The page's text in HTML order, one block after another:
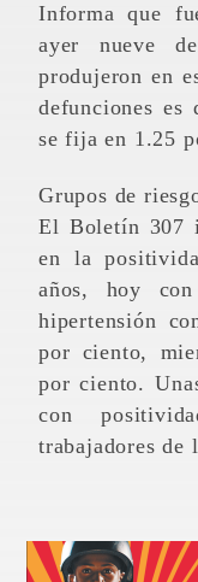
Informa que fueron notificadas en el día de
ayer nueve
produjeron en
defunciones
se fija en 1.25
Grupos de
El Boletín 307
en la
años, hoy
hipertensión
por ciento,
por ciento.
con
trabajadores de